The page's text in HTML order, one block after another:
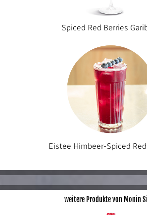
Spiced Red Berries
Eistee Himbeer-Spiced
weitere Produkte von Monin